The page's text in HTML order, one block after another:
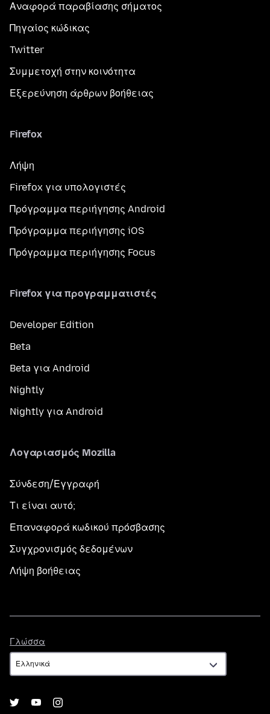
Αναφορά παραβίασης σήματος
Πηγαίος κώδικας
Twitter
Συμμετοχή στην κοινότητα
Εξερεύνηση άρθρων βοήθειας
Firefox
Λήψη
Firefox για υπολογιστές
Πρόγραμμα περιήγησης Android
Πρόγραμμα περιήγησης iOS
Πρόγραμμα περιήγησης Focus
Firefox για προγραμματιστές
Developer Edition
Beta
Beta για Android
Nightly
Nightly για Android
Λογαριασμός Mozilla
Σύνδεση/Εγγραφή
Τι είναι αυτό;
Επαναφορά κωδικού πρόσβασης
Συγχρονισμός δεδομένων
Λήψη βοήθειας
Γλώσσα